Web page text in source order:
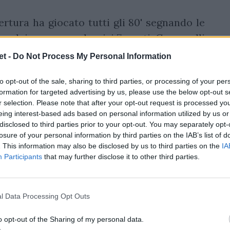
- Do Not Process My Personal Information
opt-out of the sale, sharing to third parties, or processing of your
for targeted advertising by us, please use the below opt-out
selection. Please note that after your opt-out request is processed
interest-based ads based on personal information utilized by us
to third parties prior to your opt-out. You may separately
of your personal information by third parties on the IAB’s list of
This information may also be disclosed by us to third parties on the
Participants that may further disclose it to other third parties.
Data Processing Opt Outs
opt-out of the Sharing of my personal data.
ha giocato tutti gli 80' segnando le
per complessivi 7 punti. Ceccarelli
Nemo Roelofse. Con questa vittoria
posto del Montpellier che significa
spareggia invece con la 2ª di ProD2.
classifica all'11ª giornata si nota come le
sono tutte nelle posizioni di coda: 9ª
(Mori), 11ª Oyonnax (Odiase), 12ª Lyon
e Ceccarelli), 14ª Montpellier (Garbisi).
7° e ancora fuori dalla zona
I meglio piazzati sono gli assistenti
, al 3° posto con Tolone.